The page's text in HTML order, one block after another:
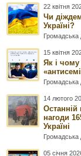
22 квітня
Чи
Україні?
Громадська
15 квітня
Як і чому
Громадська
14 лютого
нагоди
Україні
Громадська
05 січня